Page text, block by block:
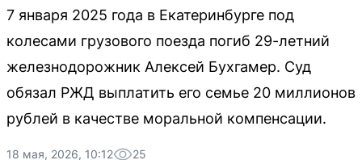
7 января 2025 года в Екатеринбурге под
колесами грузового поезда погиб 29-летний
железнодорожник Алексей Бухгамер. Суд
обязал РЖД выплатить его семье 20 миллионов
рублей в качестве моральной компенсации.
18 мая, 2026, 10:12 25